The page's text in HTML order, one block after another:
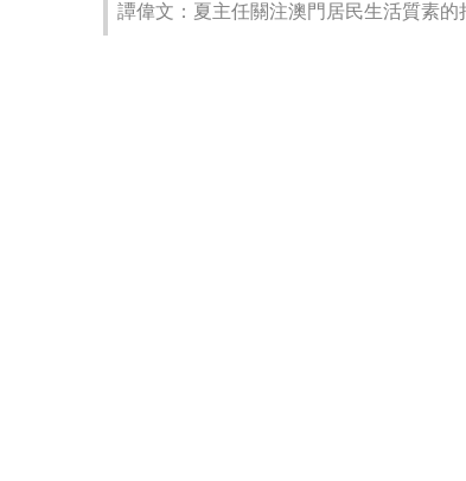
譚偉文：夏主任關注澳門居民生活質素的